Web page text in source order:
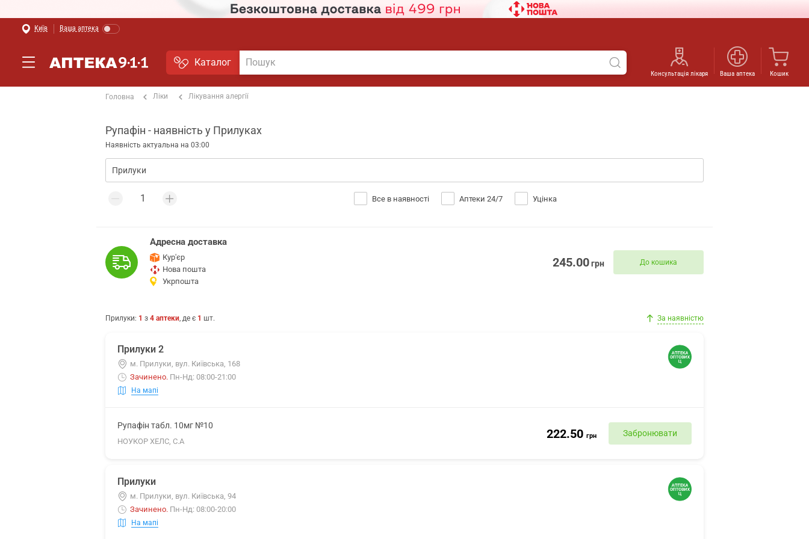
Київ Ваша аптека
Каталог
Консультація лікаря Ваша аптека Кошик
Головна Ліки Лікування алергії
Рупафін - наявність у Прилуках
Наявність актуальна на 03:00
Все в наявності Аптеки 24/7 Уцінка
Адресна доставка
Кур'єр
Нова пошта
Укрпошта
245.00грн До кошика
Прилуки: 1 з 4 аптеки, де є 1 шт. За наявністю
Прилуки 2
м. Прилуки, вул. Київська, 168
Зачинено. Пн-Нд: 08:00-21:00
На мапі
Рупафін табл. 10мг №10
НОУКОР ХЕЛС, С.А
222.50 грн Забронювати
Прилуки
м. Прилуки, вул. Київська, 94
Зачинено. Пн-Нд: 08:00-20:00
На мапі